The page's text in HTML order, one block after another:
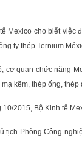
Mexico cho biết việc
ty thép Ternium
cơ quan chức năng
kẽm, thép ống, thép
10/2015, Bộ Kinh tế
tịch Phòng Công